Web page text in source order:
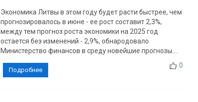
Экономика Литвы в этом году будет расти быстрее, чем
прогнозировалось в июне - ее рост составит 2,3%,
между тем прогноз роста экономики на 2025 год
остается без изменений - 2,9%, обнародовало
Министерство финансов в среду новейшие прогнозы....
0
Подробнее